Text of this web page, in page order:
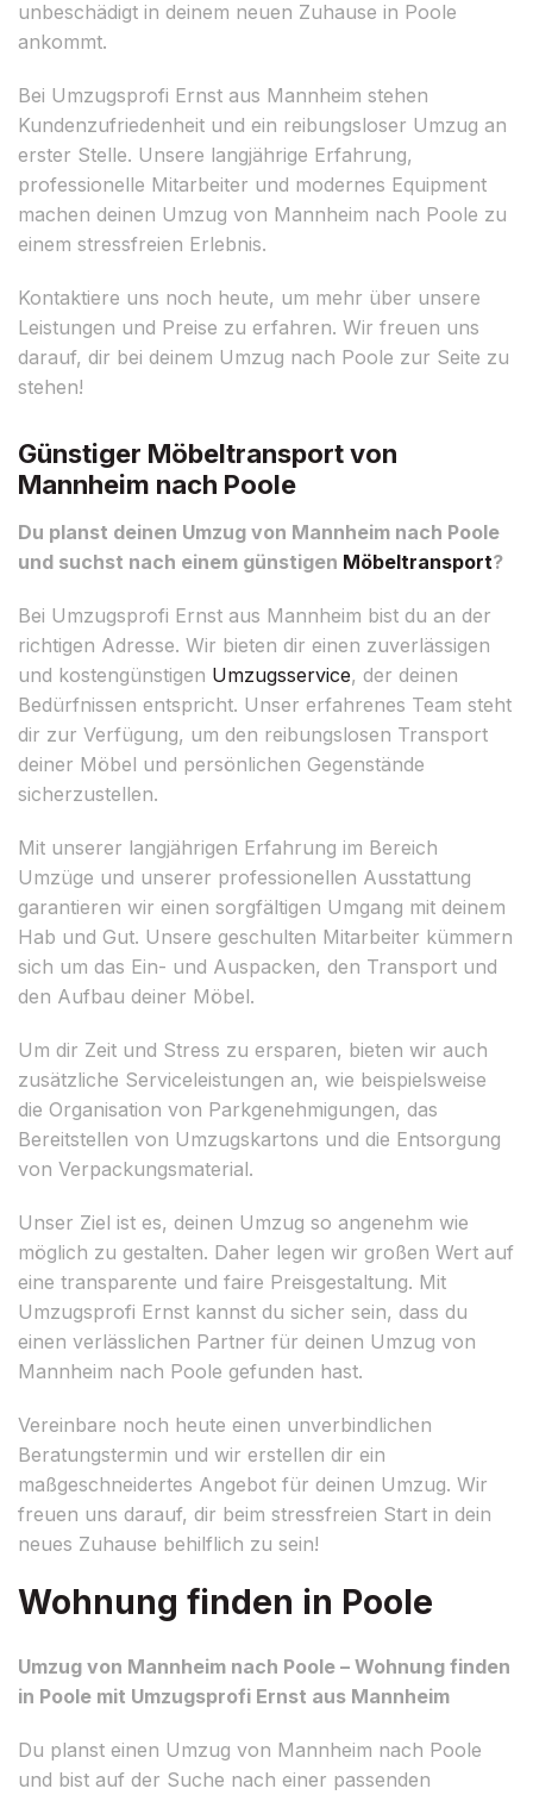
unbeschädigt in deinem neuen Zuhause in Poole
ankommt.
Bei Umzugsprofi Ernst aus Mannheim stehen
Kundenzufriedenheit und ein reibungsloser Umzug an
erster Stelle. Unsere langjährige Erfahrung,
professionelle Mitarbeiter und modernes Equipment
machen deinen Umzug von Mannheim nach Poole zu
einem stressfreien Erlebnis.
Kontaktiere uns noch heute, um mehr über unsere
Leistungen und Preise zu erfahren. Wir freuen uns
darauf, dir bei deinem Umzug nach Poole zur Seite zu
stehen!
Günstiger Möbeltransport von
Mannheim nach Poole
Du planst deinen Umzug von Mannheim nach Poole
und suchst nach einem günstigen Möbeltransport?
Bei Umzugsprofi Ernst aus Mannheim bist du an der
richtigen Adresse. Wir bieten dir einen zuverlässigen
und kostengünstigen Umzugsservice, der deinen
Bedürfnissen entspricht. Unser erfahrenes Team steht
dir zur Verfügung, um den reibungslosen Transport
deiner Möbel und persönlichen Gegenstände
sicherzustellen.
Mit unserer langjährigen Erfahrung im Bereich
Umzüge und unserer professionellen Ausstattung
garantieren wir einen sorgfältigen Umgang mit deinem
Hab und Gut. Unsere geschulten Mitarbeiter kümmern
sich um das Ein- und Auspacken, den Transport und
den Aufbau deiner Möbel.
Um dir Zeit und Stress zu ersparen, bieten wir auch
zusätzliche Serviceleistungen an, wie beispielsweise
die Organisation von Parkgenehmigungen, das
Bereitstellen von Umzugskartons und die Entsorgung
von Verpackungsmaterial.
Unser Ziel ist es, deinen Umzug so angenehm wie
möglich zu gestalten. Daher legen wir großen Wert auf
eine transparente und faire Preisgestaltung. Mit
Umzugsprofi Ernst kannst du sicher sein, dass du
einen verlässlichen Partner für deinen Umzug von
Mannheim nach Poole gefunden hast.
Vereinbare noch heute einen unverbindlichen
Beratungstermin und wir erstellen dir ein
maßgeschneidertes Angebot für deinen Umzug. Wir
freuen uns darauf, dir beim stressfreien Start in dein
neues Zuhause behilflich zu sein!
Wohnung finden in Poole
Umzug von Mannheim nach Poole – Wohnung finden
in Poole mit Umzugsprofi Ernst aus Mannheim
Du planst einen Umzug von Mannheim nach Poole
und bist auf der Suche nach einer passenden